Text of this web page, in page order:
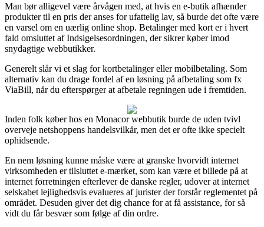
Man bør alligevel være årvågen med, at hvis en e-butik afhænder
produkter til en pris der anses for ufattelig lav, så burde det ofte være
en varsel om en uærlig online shop. Betalinger med kort er i hvert
fald omsluttet af Indsigelsesordningen, der sikrer køber imod
snydagtige webbutikker.
Generelt slår vi et slag for kortbetalinger eller mobilbetaling. Som
alternativ kan du drage fordel af en løsning på afbetaling som fx
ViaBill, når du efterspørger at afbetale regningen ude i fremtiden.
Inden folk køber hos en Monacor webbutik burde de uden tvivl
overveje netshoppens handelsvilkår, men det er ofte ikke specielt
ophidsende.
En nem løsning kunne måske være at granske hvorvidt internet
virksomheden er tilsluttet e-mærket, som kan være et billede på at
internet forretningen efterlever de danske regler, udover at internet
selskabet lejlighedsvis evalueres af jurister der forstår reglementet på
området. Desuden giver det dig chance for at få assistance, for så
vidt du får besvær som følge af din ordre.